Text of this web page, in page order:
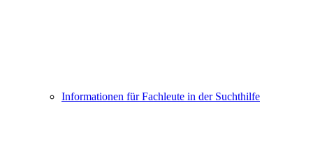
Informationen für Fachleute in der Suchthilfe